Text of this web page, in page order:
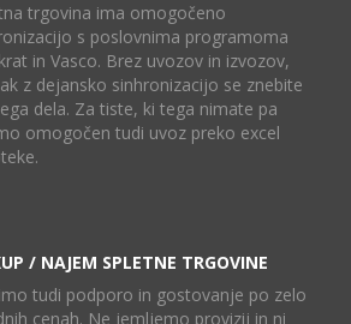
trgovina ima omogočeno
s poslovnima programoma
in Vasco. Brez uvozov in izvozov,
z dejansko sinhronizacijo se znebite
dela. Za tiste, ki tega nimate pa
omogočen tudi uvoz preko excel
/ NAJEM SPLETNE TRGOVINE
tudi podporo in gostovanje po zelo
cenah. Ne jemljemo provizij in ni